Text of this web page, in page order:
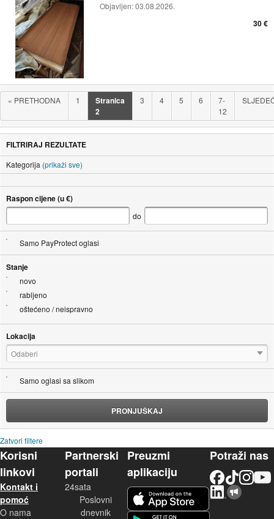
Objavljen:03.08.2026.
30 €
« PRETHODNA 1
Stranica
2
3 4 5 6
7-
12
FILTRIRAJ REZULTATE
Kategorija (prikaži sve)
Raspon cijene (u €)
do
Samo PayProtect oglasi
Stanje
novo
rabljeno
oštećeno / neispravno
Lokacija
Odaberi
Samo oglasi sa slikom
PRONJUŠKAJ
Zatvori filtere
Korisni
linkovi
Kontakt i
pomoć
O nama
Partnerski
portali
24sata
Poslovni
dnevnik
Preuzmi
aplikaciju
Potraži nas